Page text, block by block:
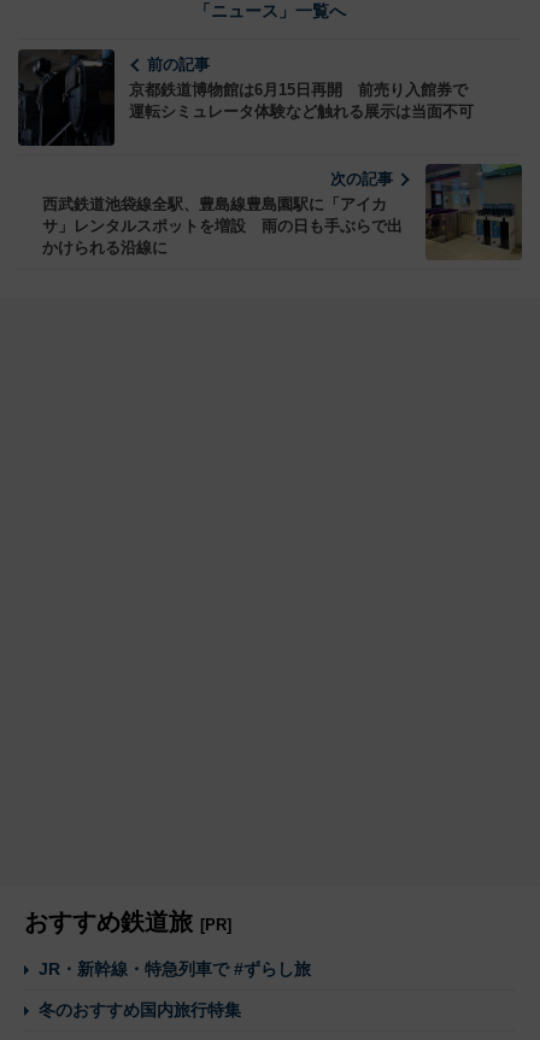
「ニュース」一覧へ
前の記事
京都鉄道博物館は6月15日再開 前売り入館券で
運転シミュレータ体験など触れる展示は当面不可
次の記事
西武鉄道池袋線全駅、豊島線豊島園駅に「アイカ
サ」レンタルスポットを増設 雨の日も手ぶらで出
かけられる沿線に
おすすめ鉄道旅 [PR]
JR・新幹線・特急列車で #ずらし旅
冬のおすすめ国内旅行特集